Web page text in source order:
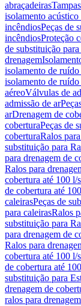
abraçadeirasTampas
isolamento
incêndiosPeças de
incêndiosProteção
de substituição
drenagem
isolamento de
isolamento de
aéreoVálvulas de
admissão de ar
arDrenagem de
coberturaPeças de
coberturaRalos
substituição para
para drenagem de
Ralos para
cobertura até 100 l/s
de cobertura até
caleirasPeças de
para caleirasRalos
substituição para
para drenagem de
Ralos para
cobertura até 100 l/s
de cobertura até
substituição para
drenagem de
ralos para